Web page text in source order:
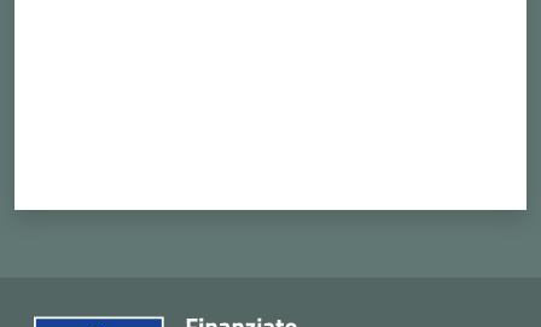
Tutti